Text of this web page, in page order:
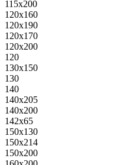
115х200
120х160
120х190
120х170
120х200
120
130х150
130
140
140х205
140х200
142х65
150х130
150х214
150х200